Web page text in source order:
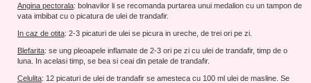
Angina pectorala: bolnavilor li se recomanda purtarea unui medalion cu un tampon de
vata imbibat cu o picatura de ulei de trandafir.
In caz de otita: 2-3 picaturi de ulei se picura in ureche, de trei ori pe zi.
Blefarita: se ung pleoapele inflamate de 2-3 ori pe zi cu ulei de trandafir, timp de o
luna. In acelasi timp, se bea si ceai din petale de trandafir.
Celulita: 12 picaturi de ulei de trandafir se amesteca cu 100 ml ulei de masline. Se